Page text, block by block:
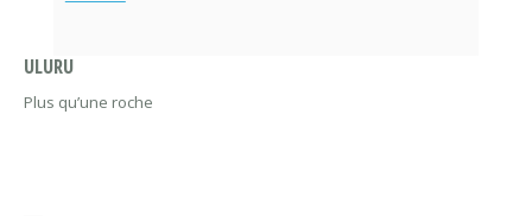
ULURU
Plus qu’une roche